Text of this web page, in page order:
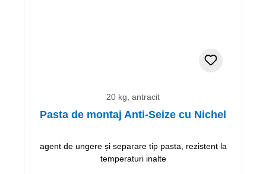
20 kg, antracit
Pasta de montaj Anti-Seize cu Nichel
agent de ungere și separare tip pasta, rezistent la
temperaturi inalte